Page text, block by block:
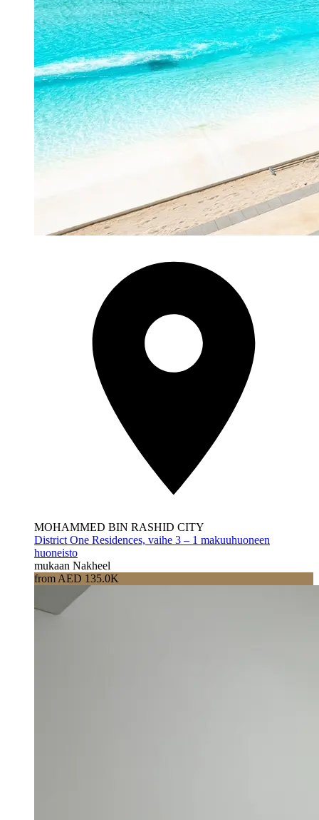
MOHAMMED BIN RASHID CITY
District One Residences, vaihe 3 – 1 makuuhuoneen
huoneisto
mukaan Nakheel
from AED 135.0K